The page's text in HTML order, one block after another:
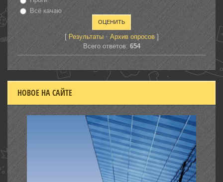
Всё качаю
[ Результаты· Архив опросов]
Всего ответов: 654
НОВОЕ НА САЙТЕ